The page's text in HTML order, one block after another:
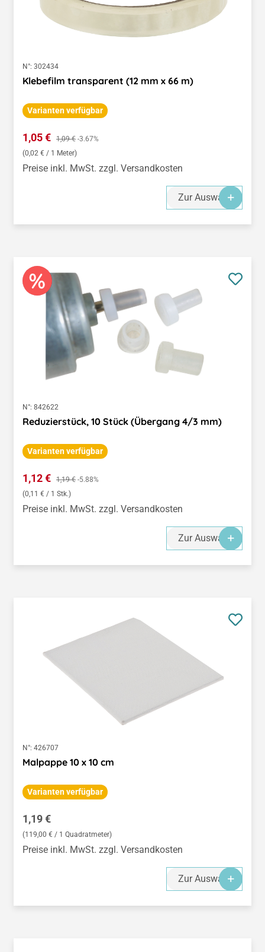
N°: 302434
Klebefilm transparent (12 mm x 66 m)
Varianten verfügbar
Verkaufspreis:
1,05 € Regulärer Preis:
1,09 € -3.67%
(0,02 € / 1 Meter)
Preise inkl. MwSt. zzgl. Versandkosten
Zur Auswahl
N°: 842622
Reduzierstück, 10 Stück (Übergang 4/3 mm)
Varianten verfügbar
Verkaufspreis:
1,12 € Regulärer Preis:
1,19 € -5.88%
(0,11 € / 1 Stk.)
Preise inkl. MwSt. zzgl. Versandkosten
Zur Auswahl
N°: 426707
Malpappe 10 x 10 cm
Varianten verfügbar
Regulärer Preis:
1,19 €
(119,00 € / 1 Quadratmeter)
Preise inkl. MwSt. zzgl. Versandkosten
Zur Auswahl